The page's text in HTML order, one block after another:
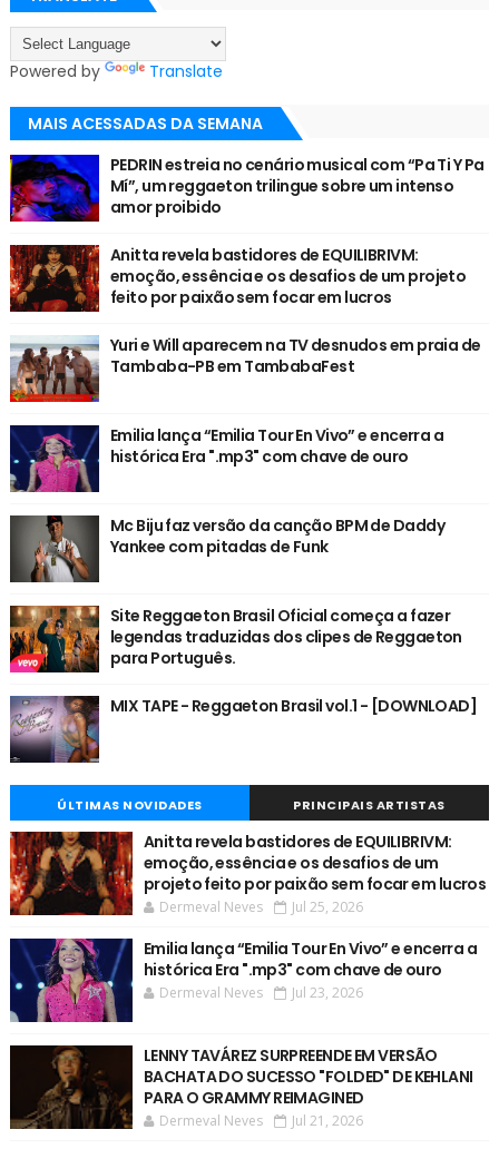
Powered by Translate
MAIS ACESSADAS DA SEMANA
PEDRIN estreia no cenário musical com “Pa Ti Y Pa
Mí”, um reggaeton trilingue sobre um intenso
amor proibido
Anitta revela bastidores de EQUILIBRIVM:
emoção, essência e os desafios de um projeto
feito por paixão sem focar em lucros
Yuri e Will aparecem na TV desnudos em praia de
Tambaba-PB em TambabaFest
Emilia lança “Emilia Tour En Vivo” e encerra a
histórica Era ".mp3" com chave de ouro
Mc Biju faz versão da canção BPM de Daddy
Yankee com pitadas de Funk
Site Reggaeton Brasil Oficial começa a fazer
legendas traduzidas dos clipes de Reggaeton
para Português.
MIX TAPE - Reggaeton Brasil vol.1 - [DOWNLOAD]
ÚLTIMAS NOVIDADES PRINCIPAIS ARTISTAS
Anitta revela bastidores de EQUILIBRIVM:
emoção, essência e os desafios de um
projeto feito por paixão sem focar em lucros
Dermeval Neves Jul 25, 2026
Emilia lança “Emilia Tour En Vivo” e encerra a
histórica Era ".mp3" com chave de ouro
Dermeval Neves Jul 23, 2026
LENNY TAVÁREZ SURPREENDE EM VERSÃO
BACHATA DO SUCESSO "FOLDED" DE KEHLANI
PARA O GRAMMY REIMAGINED
Dermeval Neves Jul 21, 2026